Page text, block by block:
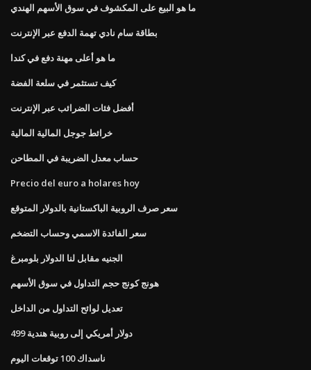
ما هو البيع على المكشوف في سوق الأسهم الهندي
بطاقة سام نادي تهمة الدفع عبر الإنترنت
ما هو أعلى مهنة دفع في كندا
كيف تستثمر في سلعة الفضة
أفضل فئات الضرائب عبر الإنترنت
خرائط جوجل المالية المالية
حساب معدل الضريبة في المطاحن
Precio del euro a holares hoy
سعر صرف الروبية الباكستانية بالدولار المتوقع
سعر الفائدة الاسمي وحساب التضخم
الجنيه مقابل لنا الدولار بلومبرغ
هونج كونج حجم التداول في سوق الأسهم
تعديل لوائح التداول من الداخل
499 دولار أمريكي إلى روبية هندية
ناسداك 100 توقعات اليوم